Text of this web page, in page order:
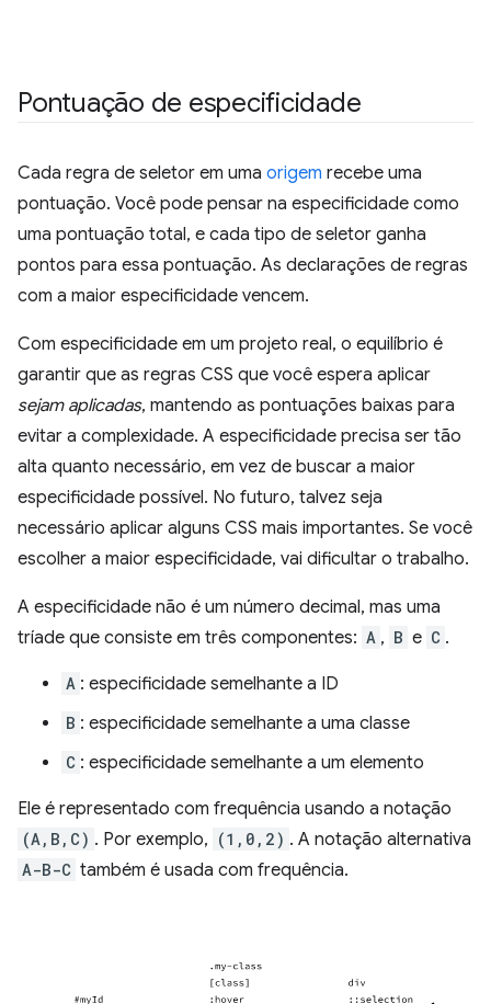
Pontuação de especificidade
Cada regra de seletor em uma origem recebe uma
pontuação. Você pode pensar na especificidade como
uma pontuação total, e cada tipo de seletor ganha
pontos para essa pontuação. As declarações de regras
com a maior especificidade vencem.
Com especificidade em um projeto real, o equilíbrio é
garantir que as regras CSS que você espera aplicar
sejam aplicadas, mantendo as pontuações baixas para
evitar a complexidade. A especificidade precisa ser tão
alta quanto necessário, em vez de buscar a maior
especificidade possível. No futuro, talvez seja
necessário aplicar alguns CSS mais importantes. Se você
escolher a maior especificidade, vai dificultar o trabalho.
A especificidade não é um número decimal, mas uma
tríade que consiste em três componentes: A , B e C .
A : especificidade semelhante a ID
B : especificidade semelhante a uma classe
C : especificidade semelhante a um elemento
Ele é representado com frequência usando a notação
(A,B,C) . Por exemplo, (1,0,2) . A notação alternativa
A-B-C também é usada com frequência.